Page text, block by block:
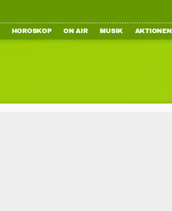
HOROSKOP ON AIR MUSIK AKTIONEN